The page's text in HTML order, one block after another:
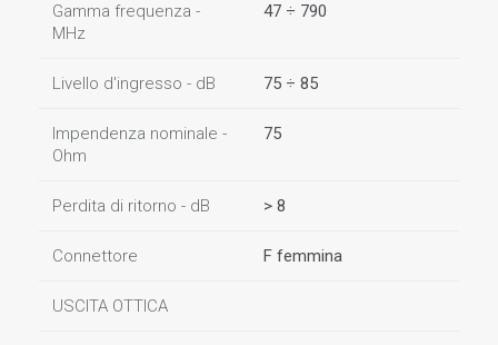
Gamma frequenza -
MHz
47 ÷ 790
Livello d'ingresso - dB 75 ÷ 85
Impendenza nominale -
Ohm
75
Perdita di ritorno - dB > 8
Connettore F femmina
USCITA OTTICA